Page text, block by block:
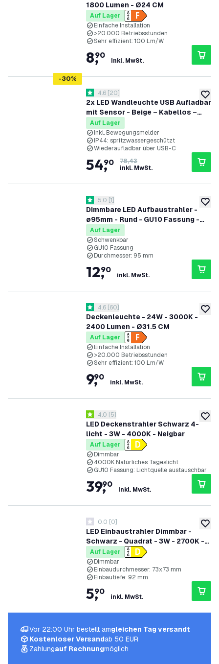
1800 Lumen - Ø24 CM
Auf Lager
Einfache Installation
>20.000 Betriebsstunden
Sehr effizient: 100 Lm/W
8,
90
inkl. MwSt.
zur
-30%
2x LED Wandleuchte USB Aufladbar
mit Sensor - Beige – Kabellos –
4400 mAh Akku – Für den Innen-
und Außenbereich geeignet
Bewertungsbereich öffnen
4.6 Bewertungssterne
4.6 [20]
Auf Lager
Inkl. Bewegungsmelder
IP44: spritzwassergeschützt
Wiederaufladbar über USB-C
54,
90
78,43
inkl. MwSt.
zur
Dimmbare LED Aufbaustrahler -
ø95mm - Rund - GU10 Fassung -
Schwarz - Schwenkbar
Bewertungsbereich öffnen
5 Bewertungssterne
5.0 [1]
Auf Lager
Schwenkbar
GU10 Fassung
Durchmesser: 95 mm
12,
90
inkl. MwSt.
zur
Deckenleuchte - 24W - 3000K -
2400 Lumen - Ø31.5 CM
Bewertungsbereich öffnen
4.6 Bewertungssterne
4.6 [60]
Auf Lager
Einfache Installation
>20.000 Betriebsstunden
Sehr effizient: 100 Lm/W
9,
90
inkl. MwSt.
zur
LED Deckenstrahler Schwarz 4-
licht - 3W - 4000K - Neigbar
Bewertungsbereich öffnen
4 Bewertungssterne
4.0 [5]
Auf Lager
Dimmbar
4000K Natürliches Tageslicht
GU10 Fassung: Lichtquelle austauschbar
39,
90
inkl. MwSt.
zur
LED Einbaustrahler Dimmbar -
Schwarz - Quadrat - 3W - 2700K -
345 Lumen - 85x85mm
0 Bewertungssterne
0.0 [0]
Auf Lager
Dimmbar
Einbaudurchmesser: 73x73 mm
Einbautiefe: 92 mm
5,
90
inkl. MwSt.
Vor 22:00 Uhr bestellt amgleichen Tag versandt
Kostenloser Versandab 50 EUR
Zahlungauf Rechnungmöglich